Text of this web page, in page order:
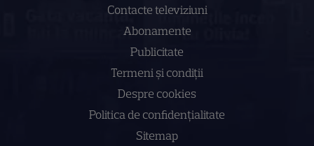
Contacte televiziuni
Abonamente
Publicitate
Termeni și condiții
Despre cookies
Politica de confidenţialitate
Sitemap